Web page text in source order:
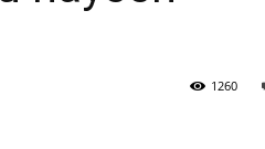
1260